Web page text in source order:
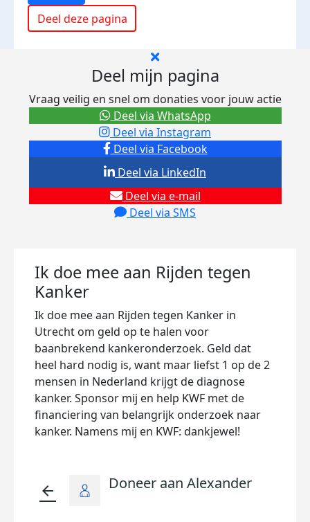
Deel deze pagina
Deel mijn pagina
Vraag veilig en snel om donaties voor jouw actie
Deel via Facebook
Deel via Instagram
Deel via e-mail
Deel via SMS
Deel via LinkedIn
Deel via WhatsApp
Ik doe mee aan Rijden tegen
Kanker
Ik doe mee aan Rijden tegen Kanker in
Utrecht om geld op te halen voor
baanbrekend kankeronderzoek. Geld dat
heel hard nodig is, want maar liefst 1 op de 2
mensen in Nederland krijgt de diagnose
kanker. Sponsor mij en help KWF met de
financiering van belangrijk onderzoek naar
kanker. Namens mij en KWF: dankjewel!
arrow_back Doneer aan Alexander